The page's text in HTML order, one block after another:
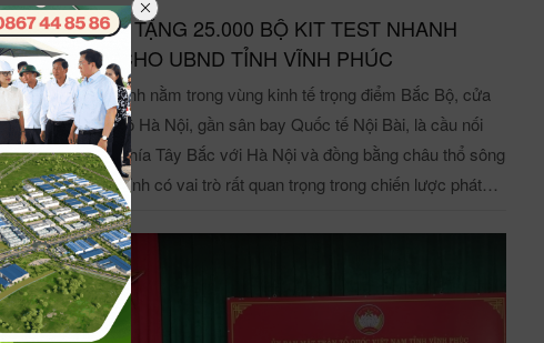
năm qua, Hành trình đỏ đã trở thành chiến dịch truyền thông lớn
với nhiều hoạt động thiết thực, góp phần thúc đẩy công tác vận
động hiến máu, khắc phục tình trạng thiếu máu tại các cơ sở y tế.
Ngoài các phong trào thi đua, văn hóa, văn nghệ do Công ty phát
động, CBCNV Công ty CP phát triển hạ tầng Vĩnh Phúc luôn tham
gia nhiệt tình các phong trào do các Hội, đoàn tại địa phương tổ
chức đặc biệt là phong trào Hiến máu tình nguyện. Đây là một hoạt
động ý nghĩa, đậm tính nhân văn, đã trở thành phong trào lớn của
xã hội hiện nay và trở thành hoạt động thường niên của VPID. Dưới
đây là một số hình ảnh tiêu biểu của các CBNV VPID tham dự
Hành trình đỏ năm 2023: Hình ảnh CBNV VPID tham gia hiến máu
VPID TRAO TẶNG 25.000 BỘ KIT TEST NHANH
COVID-19 CHO UBND TỈNH VĨNH PHÚC
Vĩnh Phúc là tỉnh nằm trong vùng kinh tế trọng điểm Bắc Bộ, cửa
ngõ của Thủ đô Hà Nội, gần sân bay Quốc tế Nội Bài, là cầu nối
giữa các tỉnh phía Tây Bắc với Hà Nội và đồng bằng châu thổ sông
Hồng, do vậy tỉnh có vai trò rất quan trọng trong chiến lược phát
triển kinh tế khu vực và quốc gia. Chính vì vậy, việc kiểm soát tốt
dịch bệnh song song với duy trì ổn định, phát triển kinh tế là vô
cùng quan trọng và cấp thiết. Là một trong những doanh nghiệp
luôn tiên phong trong công tác phòng dịch Covid-19. với triết lý :"
kinh doanh gắn liền với trách nhiệm xã hội”, Công ty cổ phần phát